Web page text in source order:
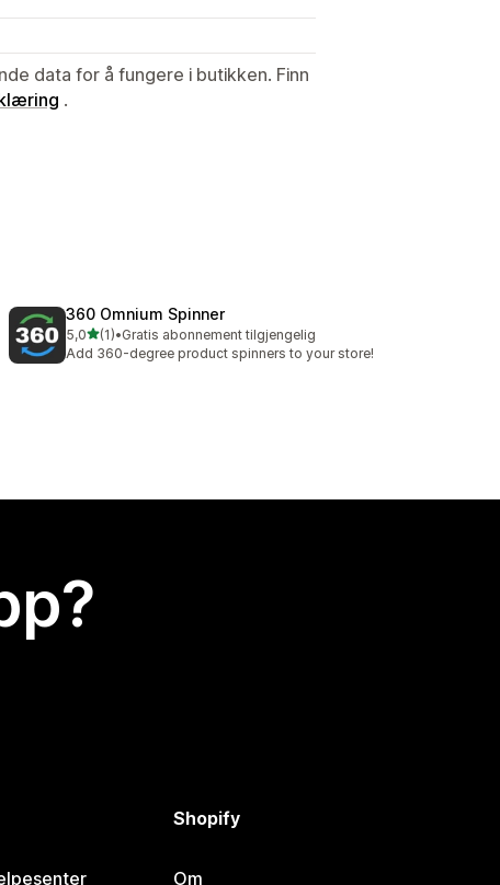
data for å fungere i butikken. Finn
.
360 Omnium Spinner
5,0av 5 stjerner
(1)
Totalt 1 omtaler
•Gratis abonnement tilgjengelig
Add 360-degree product spinners to your store!
Shopify
Om